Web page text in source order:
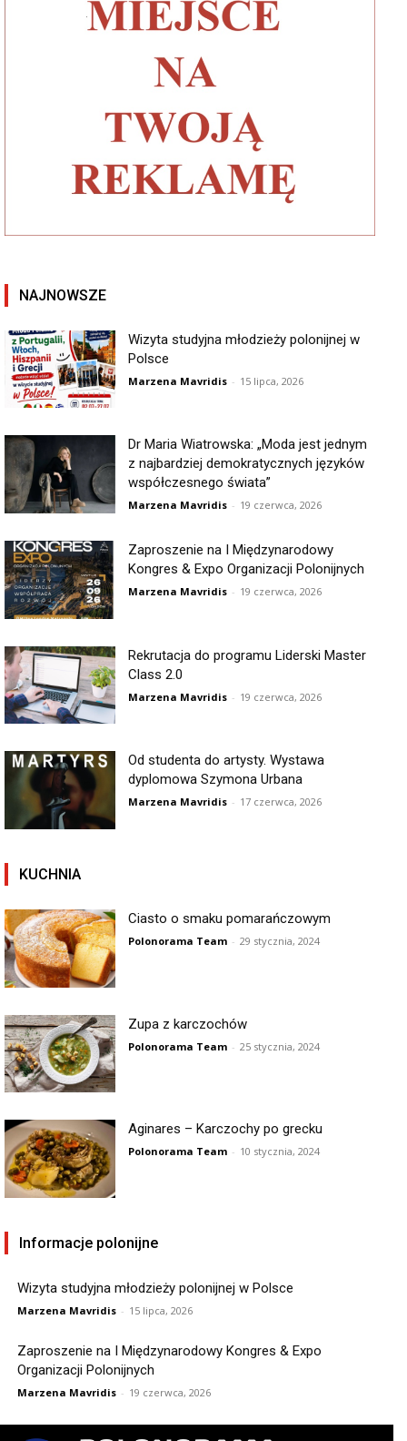
NAJNOWSZE
Wizyta studyjna młodzieży polonijnej w
Polsce
Marzena Mavridis - 15 lipca, 2026
Dr Maria Wiatrowska: „Moda jest jednym
z najbardziej demokratycznych języków
współczesnego świata”
Marzena Mavridis - 19 czerwca, 2026
Zaproszenie na I Międzynarodowy
Kongres & Expo Organizacji Polonijnych
Marzena Mavridis - 19 czerwca, 2026
Rekrutacja do programu Liderski Master
Class 2.0
Marzena Mavridis - 19 czerwca, 2026
Od studenta do artysty. Wystawa
dyplomowa Szymona Urbana
Marzena Mavridis - 17 czerwca, 2026
KUCHNIA
Ciasto o smaku pomarańczowym
Polonorama Team - 29 stycznia, 2024
Zupa z karczochów
Polonorama Team - 25 stycznia, 2024
Aginares – Karczochy po grecku
Polonorama Team - 10 stycznia, 2024
Informacje polonijne
Wizyta studyjna młodzieży polonijnej w Polsce
Marzena Mavridis - 15 lipca, 2026
Zaproszenie na I Międzynarodowy Kongres & Expo
Organizacji Polonijnych
Marzena Mavridis - 19 czerwca, 2026